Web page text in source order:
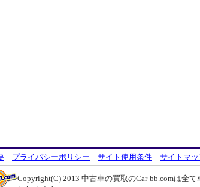
プライバシーポリシー サイト使用条件 サイトマ
Copyright(C) 2013 中古車の買取のCar-bb.comは全